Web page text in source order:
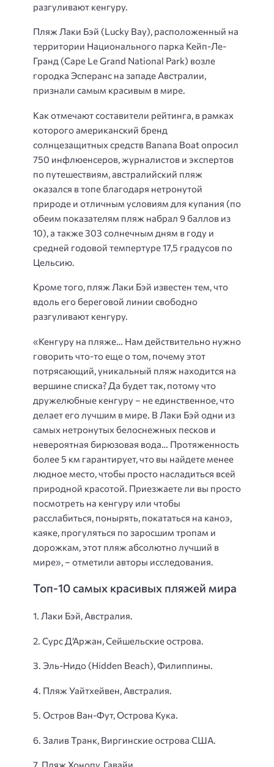
разгуливают кенгуру.
Пляж Лаки Бэй (Lucky Bay), расположенный на
территории Национального парка Кейп-Ле-
Гранд (Cape Le Grand National Park) возле
городка Эсперанс на западе Австралии,
признали самым красивым в мире.
Как отмечают составители рейтинга, в рамках
которого американский бренд
солнцезащитных средств Banana Boat опросил
750 инфлюенсеров, журналистов и экспертов
по путешествиям, австралийский пляж
оказался в топе благодаря нетронутой
природе и отличным условиям для купания (по
обеим показателям пляж набрал 9 баллов из
10), а также 303 солнечным дням в году и
средней годовой темпертуре 17,5 градусов по
Цельсию.
Кроме того, пляж Лаки Бэй известен тем, что
вдоль его береговой линии свободно
разгуливают кенгуру.
«Кенгуру на пляже… Нам действительно нужно
говорить что-то еще о том, почему этот
потрясающий, уникальный пляж находится на
вершине списка? Да будет так, потому что
дружелюбные кенгуру – не единственное, что
делает его лучшим в мире. В Лаки Бэй одни из
самых нетронутых белоснежных песков и
невероятная бирюзовая вода… Протяженность
более 5 км гарантирует, что вы найдете менее
людное место, чтобы просто насладиться всей
природной красотой. Приезжаете ли вы просто
посмотреть на кенгуру или чтобы
расслабиться, понырять, покататься на каноэ,
каяке, прогуляться по заросшим тропам и
дорожкам, этот пляж абсолютно лучший в
мире», – отметили авторы исследования.
Топ-10 самых красивых пляжей мира
1. Лаки Бэй, Австралия.
2. Сурс Д’Аржан, Сейшельские острова.
3. Эль-Нидо (Hidden Beach), Филиппины.
4. Пляж Уайтхейвен, Австралия.
5. Остров Ван-Фут, Острова Кука.
6. Залив Транк, Виргинские острова США.
7. Пляж Хонопу, Гавайи.